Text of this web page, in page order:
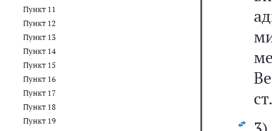
Пункт 11
Пункт 12
Пункт 13
Пункт 14
Пункт 15
Пункт 16
Пункт 17
Пункт 18
Пункт 19